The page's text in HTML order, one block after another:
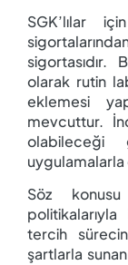
SGK’lılar
olarak rutin
eklemesi
mevcuttur.
olabileceği
uygulamalarla
Söz
tercih
şartlarla